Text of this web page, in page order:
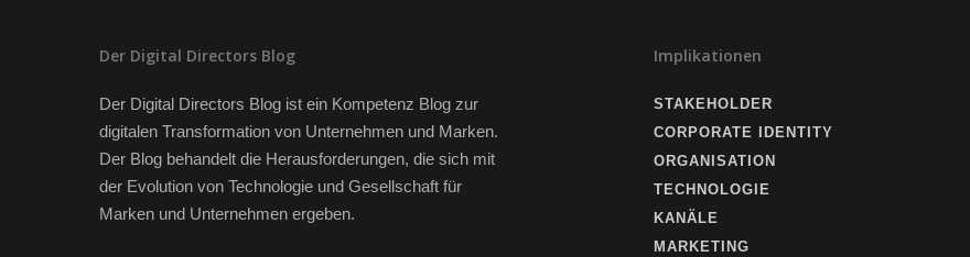
Der Digital Directors Blog
Der Digital Directors Blog ist ein Kompetenz Blog zur
digitalen Transformation von Unternehmen und Marken.
Der Blog behandelt die Herausforderungen, die sich mit
der Evolution von Technologie und Gesellschaft für
Marken und Unternehmen ergeben.
Implikationen
STAKEHOLDER
CORPORATE IDENTITY
ORGANISATION
TECHNOLOGIE
KANÄLE
MARKETING